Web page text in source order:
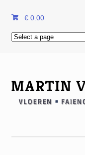
€ 0.00